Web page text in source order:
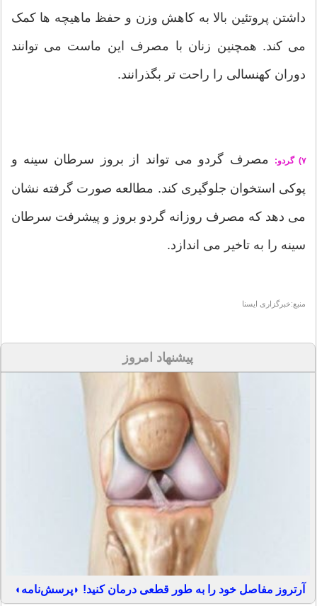
داشتن پروتئین بالا به کاهش وزن و حفظ ماهیچه ها کمک
می کند. همچنین زنان با مصرف این ماست می توانند
دوران کهنسالی را راحت تر بگذرانند.
۷) گردو: مصرف گردو می تواند از بروز سرطان سینه و
پوکی استخوان جلوگیری کند. مطالعه صورت گرفته نشان
می دهد که مصرف روزانه گردو بروز و پیشرفت سرطان
سینه را به تاخیر می اندازد.
منبع:خبرگزاری ایسنا
پیشنهاد امروز
آرتروز مفاصل خود را به طور قطعی درمان کنید! ◗پرسش‌نامه◖